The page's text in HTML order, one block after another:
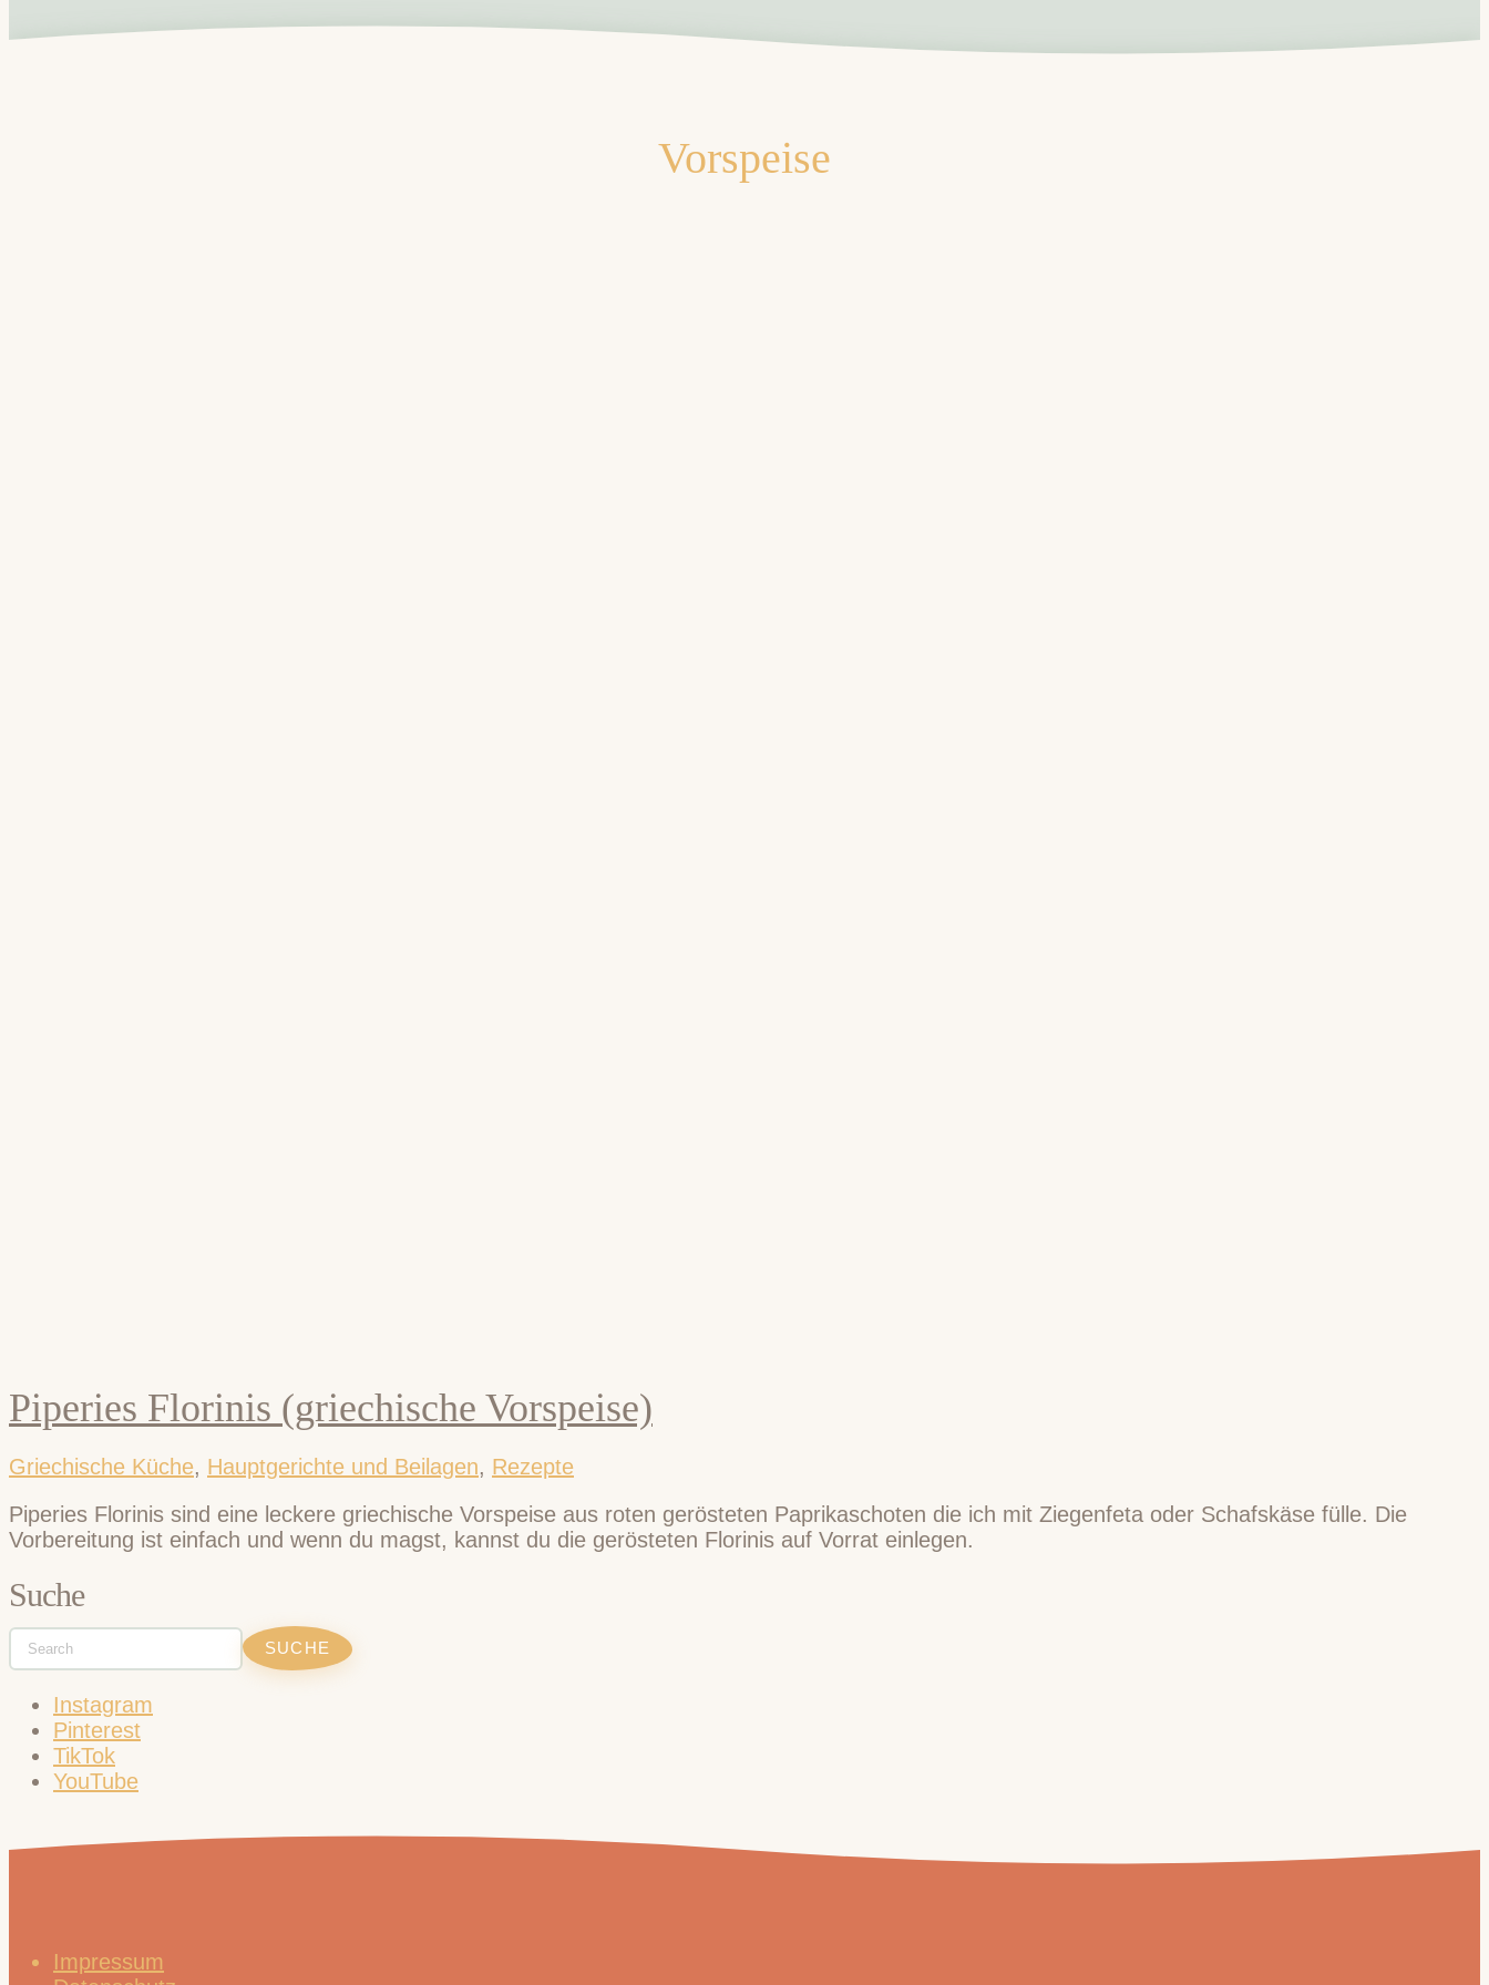
Vorspeise
Piperies Florinis (griechische Vorspeise)
Griechische Küche, Hauptgerichte und Beilagen, Rezepte
Piperies Florinis sind eine leckere griechische Vorspeise aus roten gerösteten Paprikaschoten die ich mit Ziegenfeta oder Schafskäse fülle. Die
Vorbereitung ist einfach und wenn du magst, kannst du die gerösteten Florinis auf Vorrat einlegen.
Suche
Instagram
Pinterest
TikTok
YouTube
Impressum